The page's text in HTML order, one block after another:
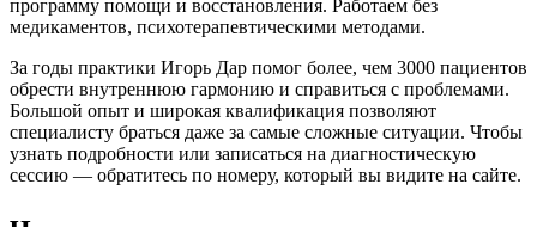
программу помощи и восстановления. Работаем без
медикаментов, психотерапевтическими методами.
За годы практики Игорь Дар помог более, чем 3000 пациентов
обрести внутреннюю гармонию и справиться с проблемами.
Большой опыт и широкая квалификация позволяют
специалисту браться даже за самые сложные ситуации. Чтобы
узнать подробности или записаться на диагностическую
сессию — обратитесь по номеру, который вы видите на сайте.